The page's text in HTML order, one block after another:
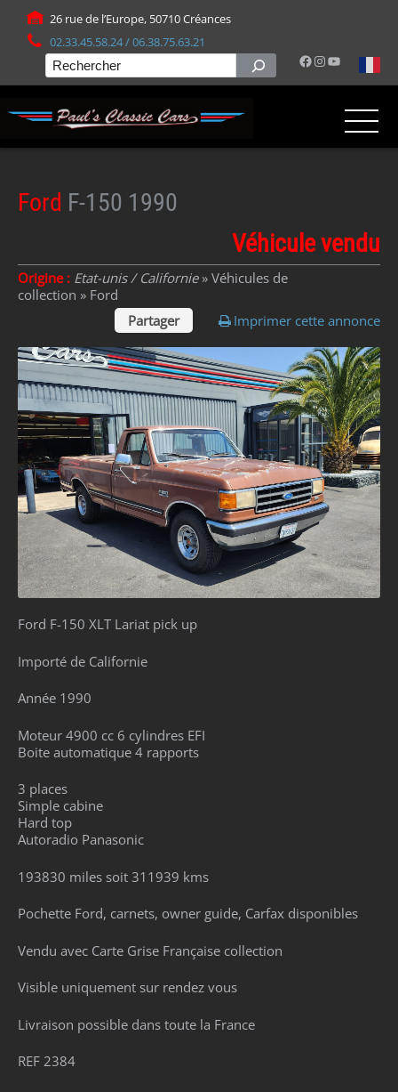
26 rue de l’Europe, 50710 Créances
02.33.45.58.24 / 06.38.75.63.21
Facebook
Instagram
YouTube
Rechercher
Ford F-150 1990
Véhicule vendu
Origine : Etat-unis / Californie» Véhicules de
collection » Ford
Partager
Imprimer cette annonce
Ford F-150 XLT Lariat pick up
Importé de Californie
Année 1990
Moteur 4900 cc 6 cylindres EFI
Boite automatique 4 rapports
3 places
Simple cabine
Hard top
Autoradio Panasonic
193830 miles soit 311939 kms
Pochette Ford, carnets, owner guide, Carfax disponibles
Vendu avec Carte Grise Française collection
Visible uniquement sur rendez vous
Livraison possible dans toute la France
REF 2384
Panneau de gestion des cookies